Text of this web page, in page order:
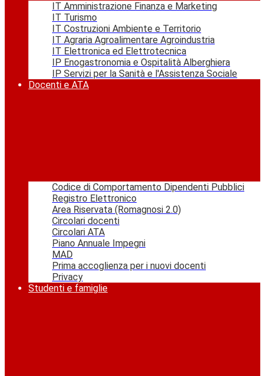
IT Amministrazione Finanza e Marketing
IT Turismo
IT Costruzioni Ambiente e Territorio
IT Agraria Agroalimentare Agroindustria
IT Elettronica ed Elettrotecnica
IP Enogastronomia e Ospitalità Alberghiera
IP Servizi per la Sanità e l'Assistenza Sociale
Docenti e ATA
Codice di Comportamento Dipendenti Pubblici
Registro Elettronico
Area Riservata (Romagnosi 2.0)
Circolari docenti
Circolari ATA
Piano Annuale Impegni
MAD
Prima accoglienza per i nuovi docenti
Privacy
Studenti e famiglie